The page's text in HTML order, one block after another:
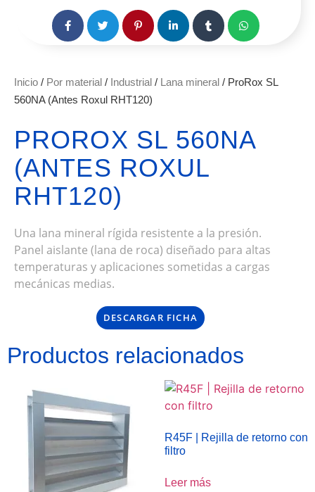
Inicio / Por material / Industrial / Lana mineral / ProRox SL
560NA (Antes Roxul RHT120)
PROROX SL 560NA
(ANTES ROXUL
RHT120)
Una lana mineral rígida resistente a la presión.
Panel aislante (lana de roca) diseñado para altas
temperaturas y aplicaciones sometidas a cargas
mecánicas medias.
DESCARGAR FICHA
Productos relacionados
R45F | Rejilla de retorno con
filtro
Leer más